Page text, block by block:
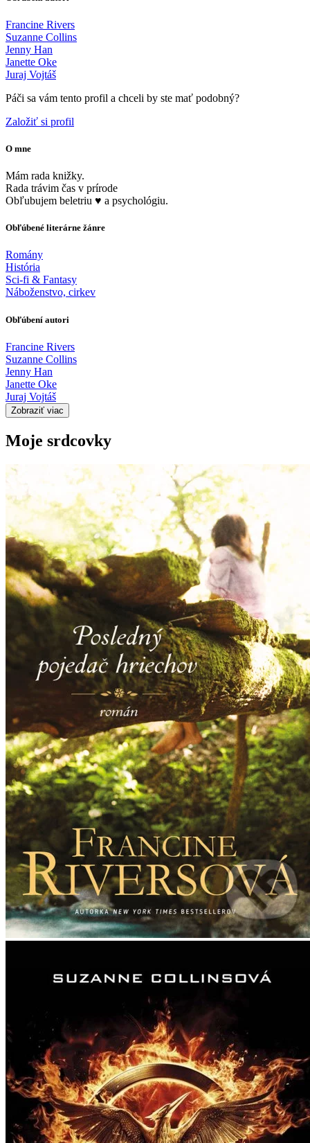
Francine Rivers
Suzanne Collins
Jenny Han
Janette Oke
Juraj Vojtáš
Páči sa vám tento profil a chceli by ste mať podobný?
Založiť si profil
O mne
Mám rada knižky.
Rada trávim čas v prírode
Obľubujem beletriu ♥️ a psychológiu.
Obľúbené literárne žánre
Romány
História
Sci-fi & Fantasy
Náboženstvo, cirkev
Obľúbení autori
Francine Rivers
Suzanne Collins
Jenny Han
Janette Oke
Juraj Vojtáš
Zobraziť viac
Moje srdcovky